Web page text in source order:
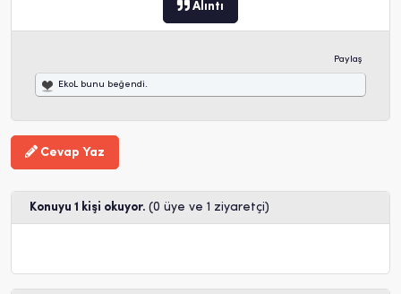
Alıntı
Paylaş
EkoL bunu beğendi.
Cevap Yaz
Konuyu 1 kişi okuyor. (0 üye ve 1 ziyaretçi)